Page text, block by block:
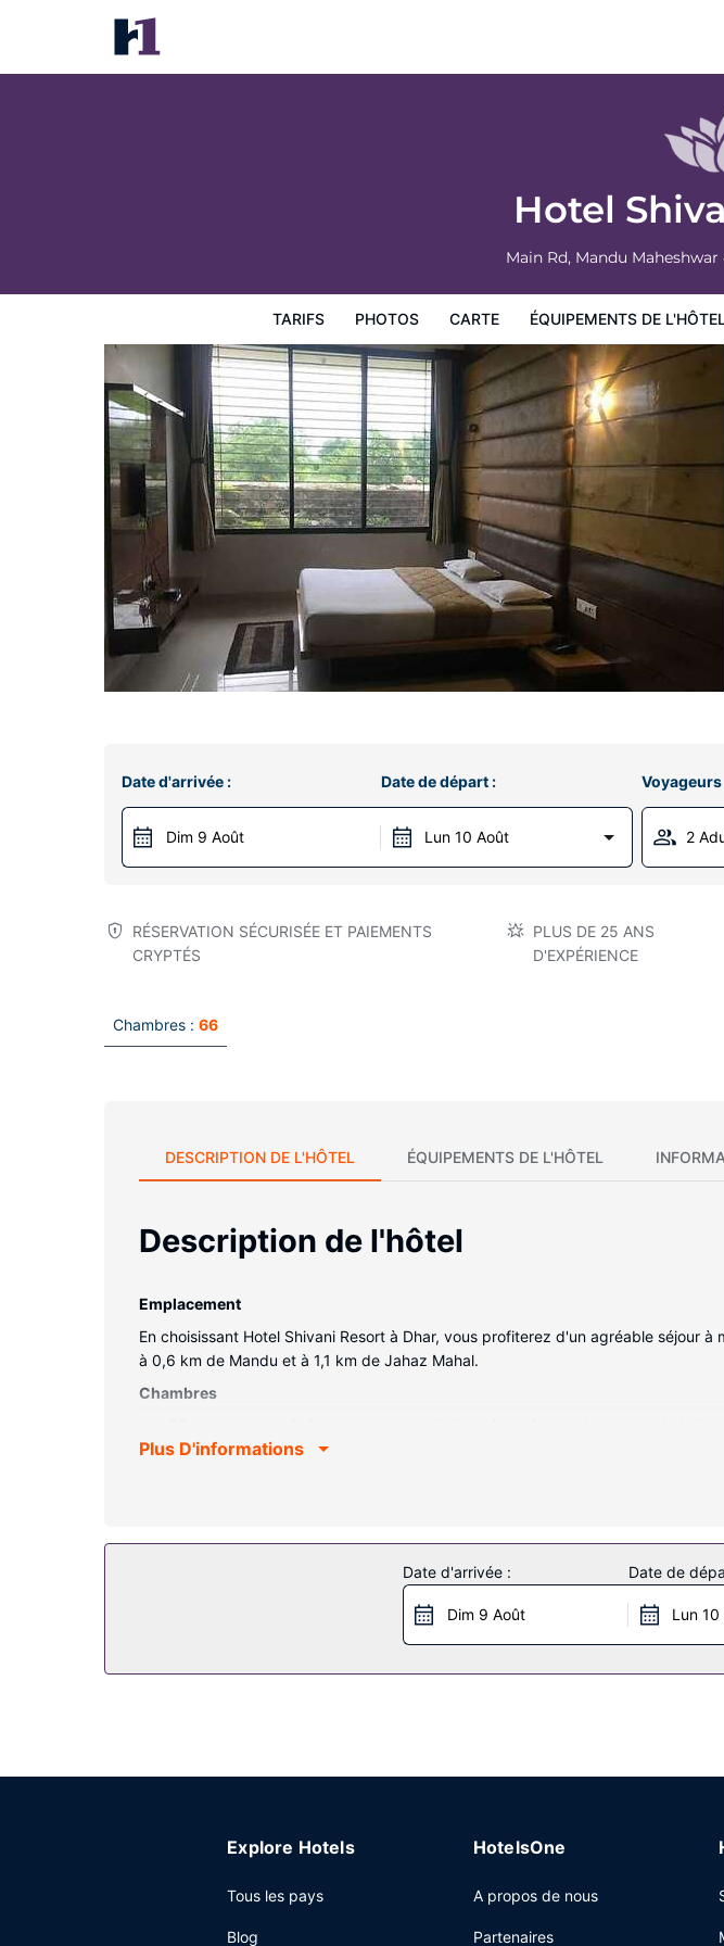
Hotel
Main Rd, Mandu Maheshwar
TARIFS PHOTOS CARTE ÉQUIPEMENTS DE L'HÔTEL
Hotel Shivani Resort
Tarifs
Date d'arrivée :
Dim 9 Août
Date de départ :
Lun 10 Août
Voyageurs
2
RÉSERVATION SÉCURISÉE ET PAIEMENTS
CRYPTÉS
PLUS DE 25 ANS
D'EXPÉRIENCE
Chambres : 66
DESCRIPTION DE L'HÔTEL ÉQUIPEMENTS DE L'HÔTEL
Description de l'hôtel
Emplacement
En choisissant Hotel Shivani Resort à Dhar, vous profiterez d'un agréable séjour
à 0,6 km de Mandu et à 1,1 km de Jahaz Mahal.
Chambres
Plus D'informations
Date d'arrivée :
Dim 9 Août
Date de
Lun 10
Explore Hotels
Tous les pays
Blog
HotelsOne
A propos de nous
Partenaires